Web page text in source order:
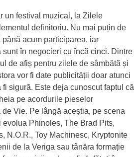
un festival muzical, la Zilele
definitoriu. Nu mai puțin de
acum participarea, iar
în negocieri cu încă cinci. Dintre
de afiș pentru zilele de sâmbătă și
vor fi date publicității doar atunci
sigură. Este deja cunoscut faptul că
pe acordurile pieselor
Vie. Pe lângă aceștia, pe scena
Phinoles, The Brad Pits,
N.O.R., Toy Machinesc, Kryptonite
de la Veriga sau tânăra formație